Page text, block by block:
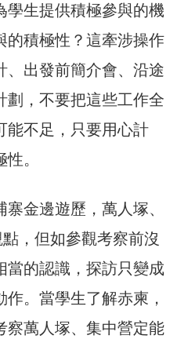
學生提供積極參與的機
的積極性？這牽涉操作
、出發前簡介會、沿途
劃，不要把這些工作全
能不足，只要用心計
。
金邊遊歷，萬人塚、
，但如參觀考察前沒
當的認識，探訪只變成
。當學生了解赤柬，
察萬人塚、集中營定能